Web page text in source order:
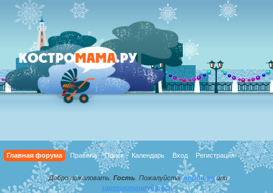
Главная форума Правила Поиск Календарь Вход Регистрация
Добро пожаловать, Гость . Пожалуйста,войдитеили
зарегистрируйтесь.